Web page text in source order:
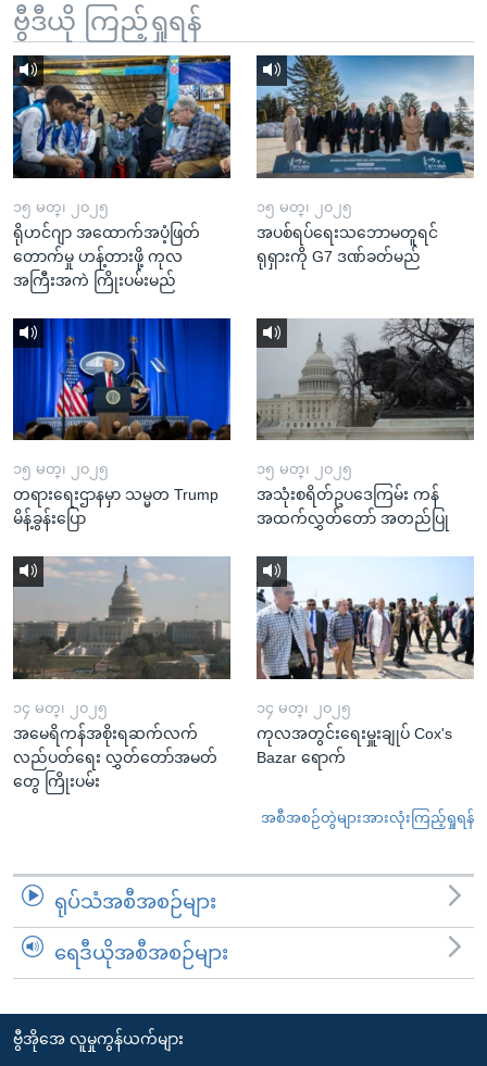
ဗွီဒီယို ကြည့်ရှုရန်
၁၅ မတ္၊ ၂၀၂၅
ရိုဟင်ဂျာ အထောက်အပံ့ဖြတ်
တောက်မှု ဟန့်တားဖို့ ကုလ
အကြီးအကဲ ကြိုးပမ်းမည်
၁၅ မတ္၊ ၂၀၂၅
အပစ်ရပ်ရေးသဘောမတူရင်
ရုရှားကို G7 ဒဏ်ခတ်မည်
၁၅ မတ္၊ ၂၀၂၅
တရားရေးဌာနမှာ သမ္မတ Trump
မိန့်ခွန်းပြော
၁၅ မတ္၊ ၂၀၂၅
အသုံးစရိတ်ဥပဒေကြမ်း ကန်
အထက်လွှတ်တော် အတည်ပြု
၁၄ မတ္၊ ၂၀၂၅
အမေရိကန်အစိုးရဆက်လက်
လည်ပတ်ရေး လွှတ်တော်အမတ်
တွေ ကြိုးပမ်း
၁၄ မတ္၊ ၂၀၂၅
ကုလအတွင်းရေးမှူးချုပ် Cox's
Bazar ရောက်
အစီအစဉ်တွဲများအားလုံးကြည့်ရှုရန်
ရုပ်သံအစီအစဉ်များ
ရေဒီယိုအစီအစဉ်များ
ဗွီအိုအေ လူမှုကွန်ယက်များ